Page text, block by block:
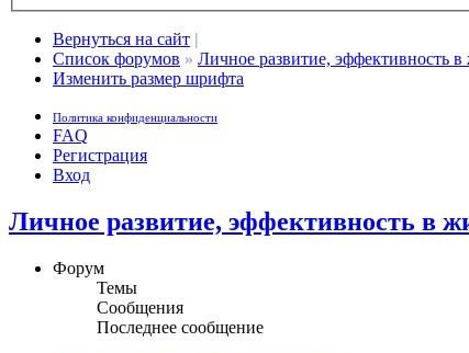
Вернуться на сайт |
Список форумов » Личное развитие, эффективность
Изменить размер шрифта
Политика конфиденциальности
FAQ
Регистрация
Вход
Личное развитие, эффективность в
Форум
Темы
Сообщения
Последнее сообщение